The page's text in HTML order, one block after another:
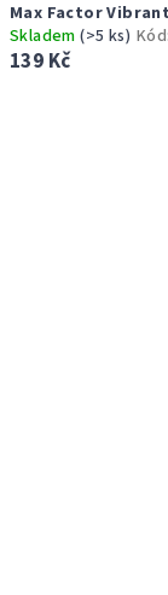
Max Factor
Skladem(>5 ks)
139 Kč